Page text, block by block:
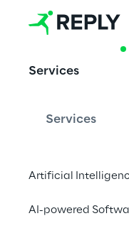
Services
Services
Artificial
AI-powered